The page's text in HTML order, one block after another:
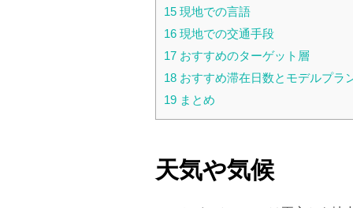
15 現地での言語
16 現地での交通手段
17 おすすめのターゲット層
18 おすすめ滞在日数とモデルプラ
19 まとめ
天気や気候